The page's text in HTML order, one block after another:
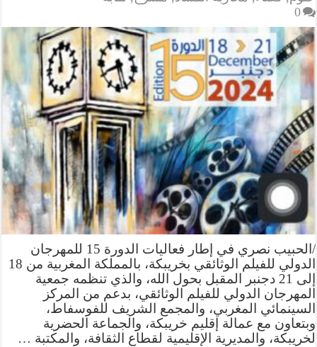
0
/الحبيب نصري في إطار فعاليات الدورة 15 للمهرجان
الدولي للفيلم الوثائقي بخريبكة، بالمملكة المغربية من 18
إلى 21 دجنبر المقبل بحول الله، والذي تنظمه جمعية
المهرجان الدولي للفيلم الوثائقي، بدعم من المركز
السينمائي المغربي، والمجمع الشريف للفوسفاط،
وبتعاون مع عمالة إقليم خريبكة، والجماعة الحضرية
لخريبكة، والمديرية الإقليمية لقطاع الثقافة، والمكتبة …